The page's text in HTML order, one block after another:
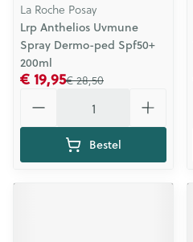
La Roche Posay
Lrp Anthelios Uvmune
Spray Dermo-ped Spf50+
200ml
€ 28,50
€ 19,95
Bestel